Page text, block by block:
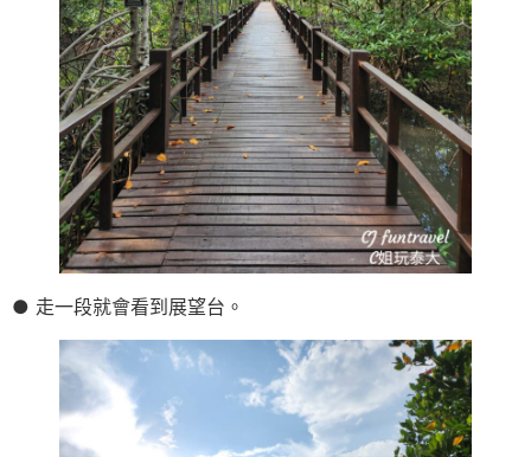
● 走一段就會看到展望台。